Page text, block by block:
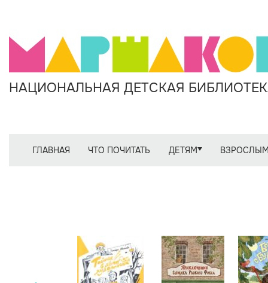
НАЦИОНАЛЬНАЯ ДЕТСКАЯ
ГЛАВНАЯ ЧТО ПОЧИТАТЬ ДЕТЯМ